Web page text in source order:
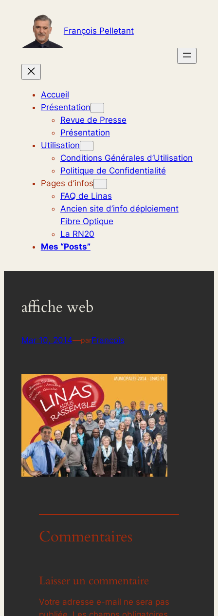
contenu
François Pelletant
Accueil
Présentation
Revue de Presse
Présentation
Utilisation
Conditions Générales d’Utilisation
Politique de Confidentialité
Pages d’infos
FAQ de Linas
Ancien site d’info déploiement
Fibre Optique
La RN20
Mes “posts”
affiche web
Mar 10, 2014—parFrancois
Commentaires
Laisser un commentaire
Votre adresse e-mail ne sera pas